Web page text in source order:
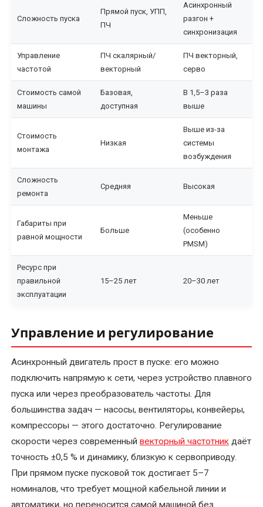
покупке
Перемотка
трехфазного
электродвигателя
электродвигателей
переменного
Перемотка
электродвигателей
постоянного
тока
Перемотка
якоря
электродвигателя
испытания
электродвигателя
Ремонт
асинхронных
электродвигателей
и
восстановление
коллектора
электродвигателя
Сложность пуска
Прямой пуск, УПП,
ПЧ
Асинхронный
разгон +
синхронизация
Управление
частотой
ПЧ скалярный/
векторный
ПЧ векторный,
серво
Стоимость самой
машины
Базовая,
доступная
В 1,5–3 раза
выше
Стоимость
монтажа
Низкая
Выше из-за
системы
возбуждения
Сложность
ремонта
Средняя Высокая
Габариты при
равной мощности
Больше
Меньше
(особенно
PMSM)
Ресурс при
правильной
эксплуатации
15–25 лет 20–30 лет
Управление и регулирование
Асинхронный двигатель прост в пуске: его можно
подключить напрямую к сети, через устройство плавного
пуска или через преобразователь частоты. Для
большинства задач — насосы, вентиляторы, конвейеры,
компрессоры — этого достаточно. Регулирование
скорости через современный векторный частотник даёт
точность ±0,5 % и динамику, близкую к сервоприводу.
При прямом пуске пусковой ток достигает 5–7
номиналов, что требует мощной кабельной линии и
автоматики, но переносится самой машиной без